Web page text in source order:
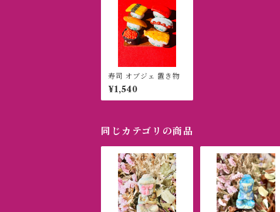
寿司 オブジェ 置き物
¥1,540
同じカテゴリの商品